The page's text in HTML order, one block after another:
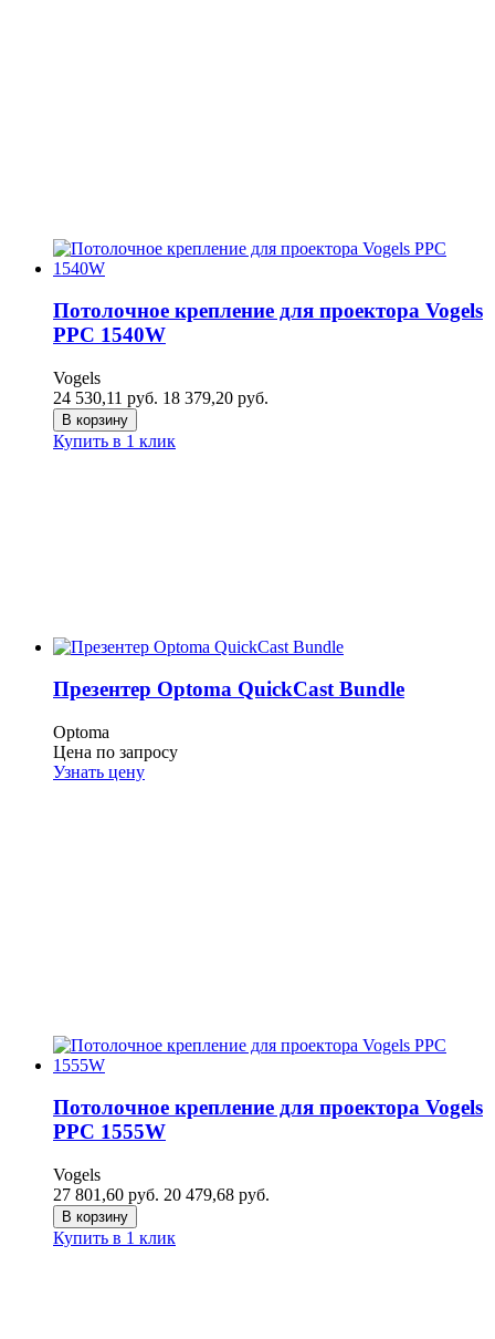
Потолочное крепление для проектора Vogels
PPC 1540W
Vogels
24 530,11 руб. 18 379,20 руб.
В корзину
Купить в 1 клик
Презентер Optoma QuickCast Bundle
Optoma
Цена по запросу
Узнать цену
Потолочное крепление для проектора Vogels
PPC 1555W
Vogels
27 801,60 руб. 20 479,68 руб.
В корзину
Купить в 1 клик